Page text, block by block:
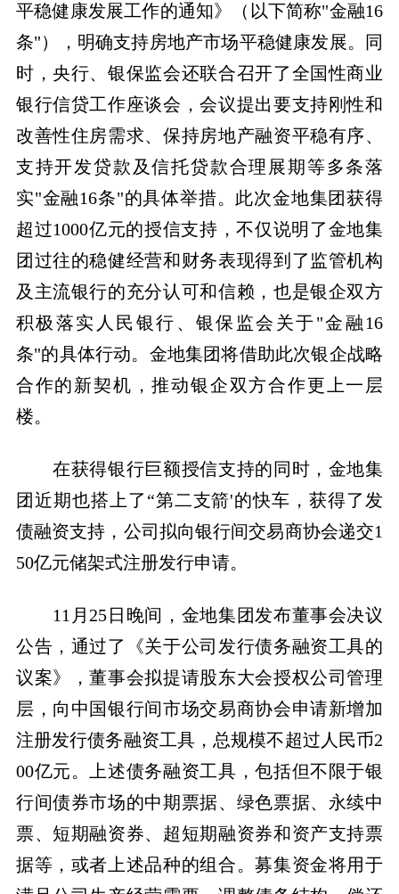
平稳健康发展工作的通知》（以下简称"金融16
条"），明确支持房地产市场平稳健康发展。同
时，央行、银保监会还联合召开了全国性商业
银行信贷工作座谈会，会议提出要支持刚性和
改善性住房需求、保持房地产融资平稳有序、
支持开发贷款及信托贷款合理展期等多条落
实"金融16条"的具体举措。此次金地集团获得
超过1000亿元的授信支持，不仅说明了金地集
团过往的稳健经营和财务表现得到了监管机构
及主流银行的充分认可和信赖，也是银企双方
积极落实人民银行、银保监会关于"金融16
条"的具体行动。金地集团将借助此次银企战略
合作的新契机，推动银企双方合作更上一层
楼。
在获得银行巨额授信支持的同时，金地集
团近期也搭上了“第二支箭'的快车，获得了发
债融资支持，公司拟向银行间交易商协会递交1
50亿元储架式注册发行申请。
11月25日晚间，金地集团发布董事会决议
公告，通过了《关于公司发行债务融资工具的
议案》，董事会拟提请股东大会授权公司管理
层，向中国银行间市场交易商协会申请新增加
注册发行债务融资工具，总规模不超过人民币2
00亿元。上述债务融资工具，包括但不限于银
行间债券市场的中期票据、绿色票据、永续中
票、短期融资券、超短期融资券和资产支持票
据等，或者上述品种的组合。募集资金将用于